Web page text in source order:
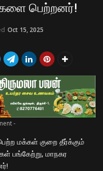
பெற்றனர்!
Oct 15, 2025
-
மக்கள் குறை தீர்க்கும்
பங்கேற்று, மாநகர